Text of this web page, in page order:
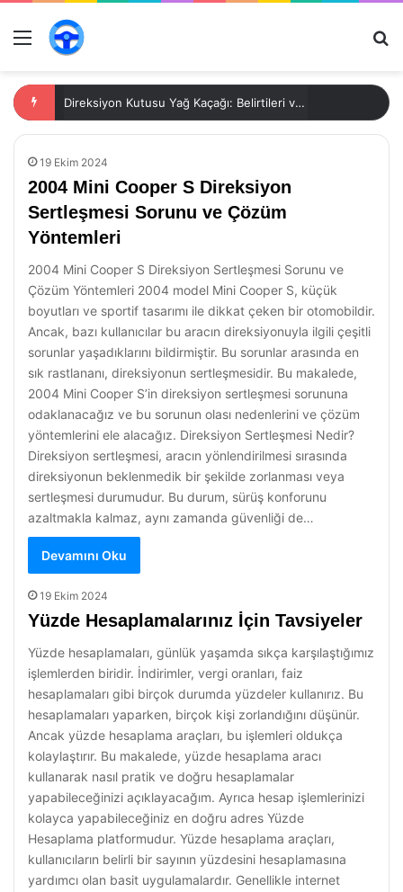
Menü
Direksiyon Kutusu Yağ Kaçağı: Belirtileri ve Çözümleri
19 Ekim 2024
2004 Mini Cooper S Direksiyon
Sertleşmesi Sorunu ve Çözüm
Yöntemleri
2004 Mini Cooper S Direksiyon Sertleşmesi Sorunu ve
Çözüm Yöntemleri 2004 model Mini Cooper S, küçük
boyutları ve sportif tasarımı ile dikkat çeken bir otomobildir.
Ancak, bazı kullanıcılar bu aracın direksiyonuyla ilgili çeşitli
sorunlar yaşadıklarını bildirmiştir. Bu sorunlar arasında en
sık rastlananı, direksiyonun sertleşmesidir. Bu makalede,
2004 Mini Cooper S’in direksiyon sertleşmesi sorununa
odaklanacağız ve bu sorunun olası nedenlerini ve çözüm
yöntemlerini ele alacağız. Direksiyon Sertleşmesi Nedir?
Direksiyon sertleşmesi, aracın yönlendirilmesi sırasında
direksiyonun beklenmedik bir şekilde zorlanması veya
sertleşmesi durumudur. Bu durum, sürüş konforunu
azaltmakla kalmaz, aynı zamanda güvenliği de…
Devamını Oku
19 Ekim 2024
Yüzde Hesaplamalarınız İçin Tavsiyeler
Yüzde hesaplamaları, günlük yaşamda sıkça karşılaştığımız
işlemlerden biridir. İndirimler, vergi oranları, faiz
hesaplamaları gibi birçok durumda yüzdeler kullanırız. Bu
hesaplamaları yaparken, birçok kişi zorlandığını düşünür.
Ancak yüzde hesaplama araçları, bu işlemleri oldukça
kolaylaştırır. Bu makalede, yüzde hesaplama aracı
kullanarak nasıl pratik ve doğru hesaplamalar
yapabileceğinizi açıklayacağım. Ayrıca hesap işlemlerinizi
kolayca yapabileceğiniz en doğru adres Yüzde
Hesaplama platformudur. Yüzde hesaplama araçları,
kullanıcıların belirli bir sayının yüzdesini hesaplamasına
yardımcı olan basit uygulamalardır. Genellikle internet